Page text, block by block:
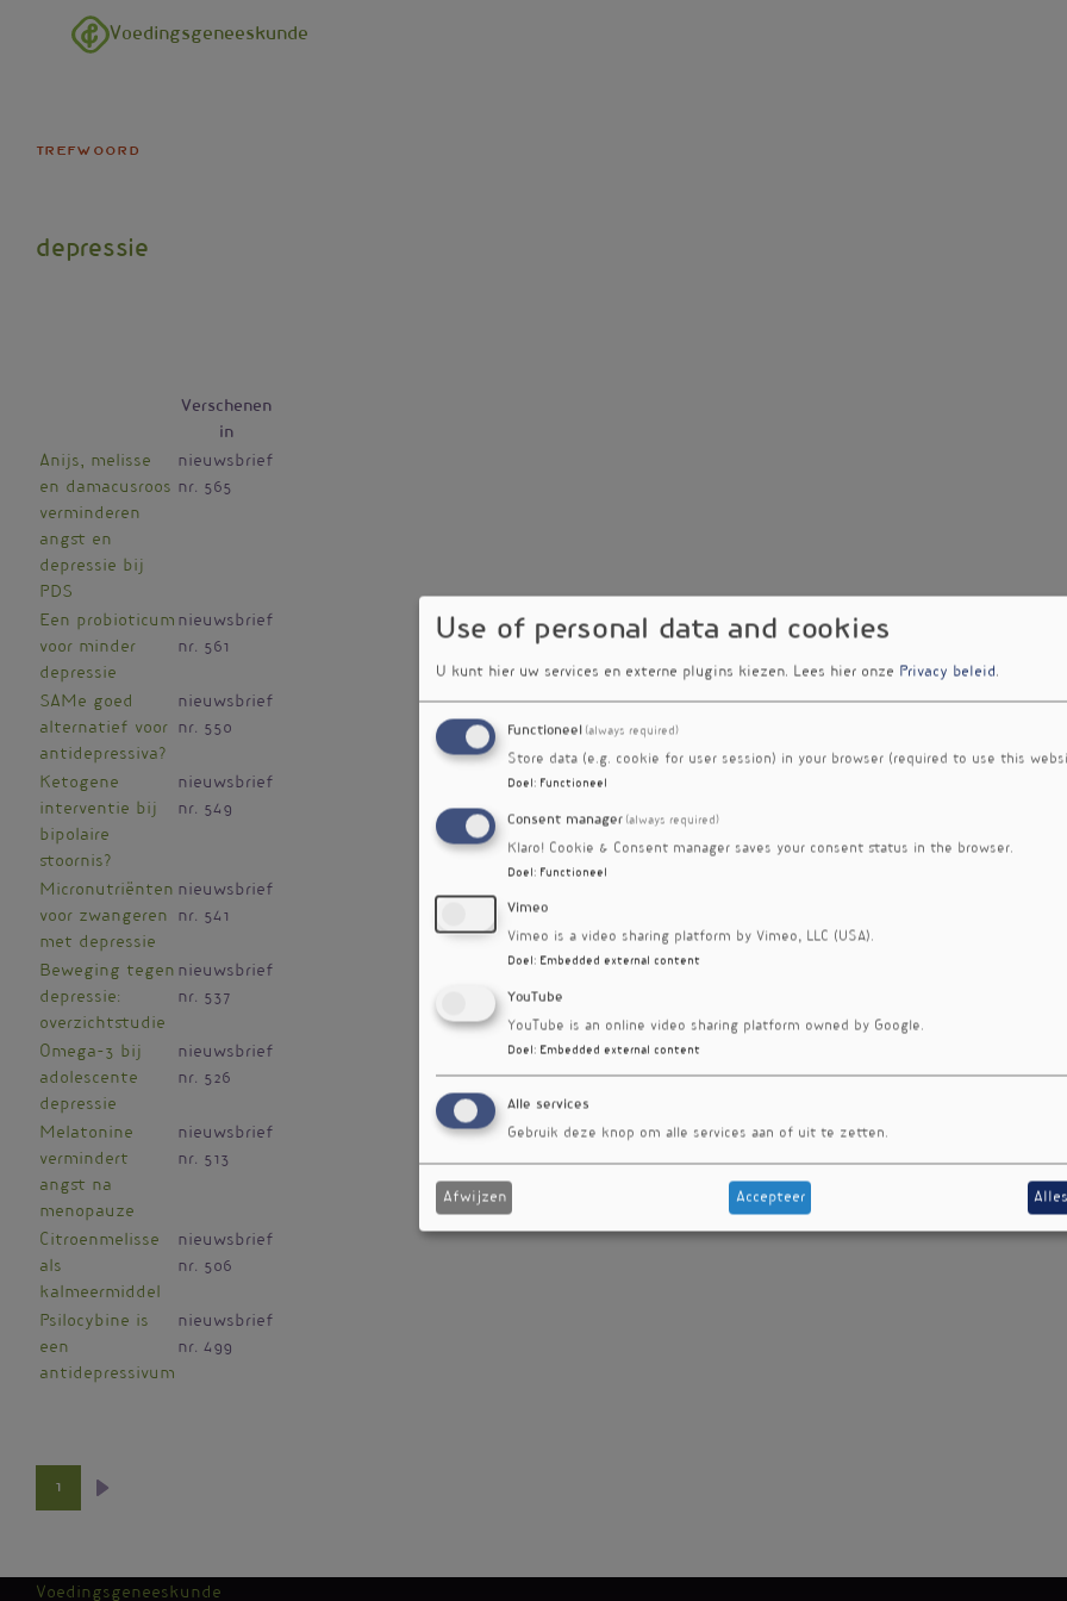
Overslaan en naar de inhoud gaan
Voedingsgeneeskunde
trefwoord
depressie
Verschenen
in
Anijs, melisse
en damacusroos
verminderen
angst en
depressie bij
PDS
nieuwsbrief
nr. 565
Een probioticum
voor minder
depressie
nieuwsbrief
nr. 561
SAMe goed
alternatief voor
antidepressiva?
nieuwsbrief
nr. 550
Ketogene
interventie bij
bipolaire
stoornis?
nieuwsbrief
nr. 549
Micronutriënten
voor zwangeren
met depressie
nieuwsbrief
nr. 541
Beweging tegen
depressie:
overzichtstudie
nieuwsbrief
nr. 537
Omega-3 bij
adolescente
depressie
nieuwsbrief
nr. 526
Melatonine
vermindert
angst na
menopauze
nieuwsbrief
nr. 513
Citroenmelisse
als
kalmeermiddel
nieuwsbrief
nr. 506
Psilocybine is
een
antidepressivum
nieuwsbrief
nr. 499
Paginering
1
Volgende
Voedingsgeneeskunde
Use of personal data and cookies
U kunt hier uw services en externe plugins kiezen. Lees hier onze Privacy beleid.
Functioneel (always required)
Store data (e.g. cookie for user session) in your browser (required to use this
Doel : Functioneel
Consent manager (always required)
Klaro! Cookie & Consent manager saves your consent status in the browser.
Doel : Functioneel
Vimeo
Vimeo is a video sharing platform by Vimeo, LLC (USA).
Doel : Embedded external content
YouTube
YouTube is an online video sharing platform owned by Google.
Doel : Embedded external content
Alle services
Gebruik deze knop om alle services aan of uit te zetten.
Afwijzen Accepteer